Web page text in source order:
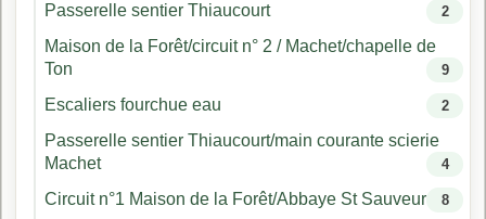
Passerelle sentier Thiaucourt 2
Maison de la Forêt/circuit n° 2 / Machet/chapelle de
Ton
9
Escaliers fourchue eau 2
Passerelle sentier Thiaucourt/main courante scierie
Machet
4
Circuit n°1 Maison de la Forêt/Abbaye St Sauveur 8